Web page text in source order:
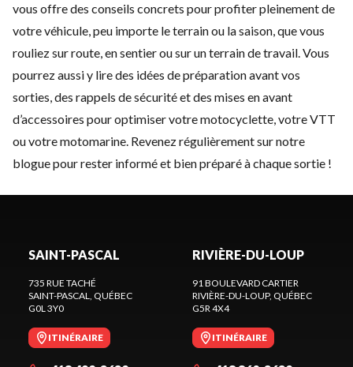
vous offre des conseils concrets pour profiter pleinement de
votre véhicule, peu importe le terrain ou la saison, que vous
rouliez sur route, en sentier ou sur un terrain de travail. Vous
pourrez aussi y lire des idées de préparation avant vos
sorties, des rappels de sécurité et des mises en avant
d’accessoires pour optimiser votre motocyclette, votre VTT
ou votre motomarine. Revenez régulièrement sur notre
blogue pour rester informé et bien préparé à chaque sortie !
SAINT-PASCAL
735 RUE TACHÉ
SAINT-PASCAL, QUÉBEC
G0L 3Y0
ITINÉRAIRE
RIVIÈRE-DU-LOUP
91 BOULEVARD CARTIER
RIVIÈRE-DU-LOUP, QUÉBEC
G5R 4X4
ITINÉRAIRE